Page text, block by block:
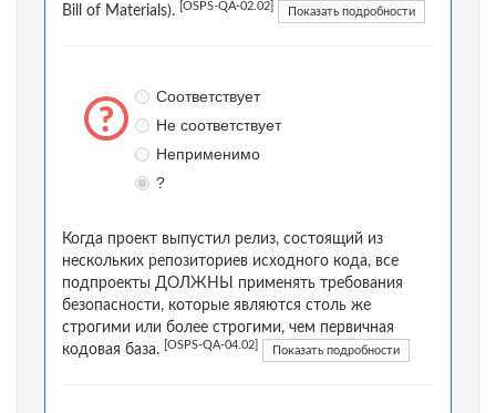
Bill of Materials).
[OSPS-QA-02.02] Показать подробности
Соответствует
Не соответствует
Неприменимо
?
Когда проект выпустил релиз, состоящий из
нескольких репозиториев исходного кода, все
подпроекты ДОЛЖНЫ применять требования
безопасности, которые являются столь же
строгими или более строгими, чем первичная
кодовая база.
[OSPS-QA-04.02] Показать подробности